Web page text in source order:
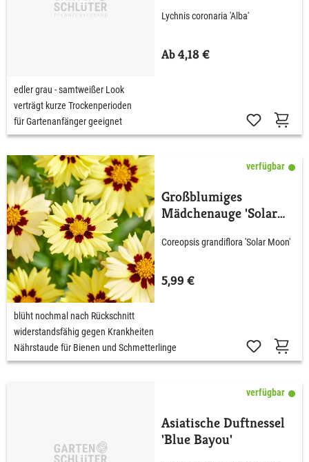
Lychnis coronaria 'Alba'
Ab 4,18 €
edler grau - samtweißer Look
verträgt kurze Trockenperioden
für Gartenanfänger geeignet
verfügbar
Großblumiges
Mädchenauge 'Solar
Coreopsis grandiflora 'Solar Moon'
5,99 €
blüht nochmal nach Rückschnitt
widerstandsfähig gegen Krankheiten
Nährstaude für Bienen und Schmetterlinge
verfügbar
Asiatische Duftnessel
'Blue Bayou'